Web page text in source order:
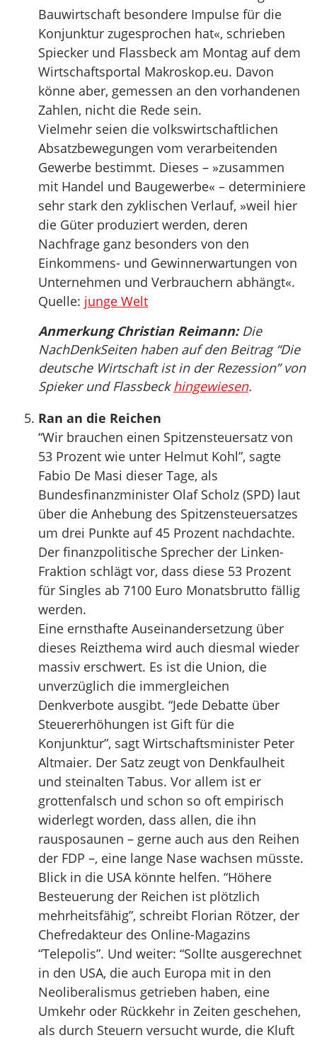
Bauwirtschaft besondere Impulse für die
Konjunktur zugesprochen hat«, schrieben
Spiecker und Flassbeck am Montag auf dem
Wirtschaftsportal Makroskop.eu. Davon
könne aber, gemessen an den vorhandenen
Zahlen, nicht die Rede sein.
Vielmehr seien die volkswirtschaftlichen
Absatzbewegungen vom verarbeitenden
Gewerbe bestimmt. Dieses – »zusammen
mit Handel und Baugewerbe« – determiniere
sehr stark den zyklischen Verlauf, »weil hier
die Güter produziert werden, deren
Nachfrage ganz besonders von den
Einkommens- und Gewinnerwartungen von
Unternehmen und Verbrauchern abhängt«.
Quelle: junge Welt
Anmerkung Christian Reimann:Die
NachDenkSeiten haben auf den Beitrag “Die
deutsche Wirtschaft ist in der Rezession” von
Spieker und Flassbeckhingewiesen.
Ran an die Reichen
“Wir brauchen einen Spitzensteuersatz von
53 Prozent wie unter Helmut Kohl”, sagte
Fabio De Masi dieser Tage, als
Bundesfinanzminister Olaf Scholz (SPD) laut
über die Anhebung des Spitzensteuersatzes
um drei Punkte auf 45 Prozent nachdachte.
Der finanzpolitische Sprecher der Linken-
Fraktion schlägt vor, dass diese 53 Prozent
für Singles ab 7100 Euro Monatsbrutto fällig
werden.
Eine ernsthafte Auseinandersetzung über
dieses Reizthema wird auch diesmal wieder
massiv erschwert. Es ist die Union, die
unverzüglich die immergleichen
Denkverbote ausgibt. “Jede Debatte über
Steuererhöhungen ist Gift für die
Konjunktur”, sagt Wirtschaftsminister Peter
Altmaier. Der Satz zeugt von Denkfaulheit
und steinalten Tabus. Vor allem ist er
grottenfalsch und schon so oft empirisch
widerlegt worden, dass allen, die ihn
rausposaunen – gerne auch aus den Reihen
der FDP –, eine lange Nase wachsen müsste.
Blick in die USA könnte helfen. “Höhere
Besteuerung der Reichen ist plötzlich
mehrheitsfähig”, schreibt Florian Rötzer, der
Chefredakteur des Online-Magazins
“Telepolis”. Und weiter: “Sollte ausgerechnet
in den USA, die auch Europa mit in den
Neoliberalismus getrieben haben, eine
Umkehr oder Rückkehr in Zeiten geschehen,
als durch Steuern versucht wurde, die Kluft